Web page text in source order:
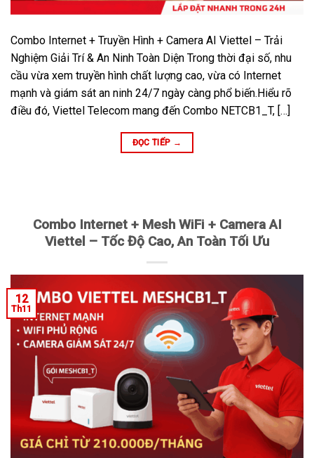
Combo Internet + Truyền Hình + Camera AI Viettel – Trải
Nghiệm Giải Trí & An Ninh Toàn Diện Trong thời đại số, nhu
cầu vừa xem truyền hình chất lượng cao, vừa có Internet
mạnh và giám sát an ninh 24/7 ngày càng phổ biến.Hiểu rõ
điều đó, Viettel Telecom mang đến Combo NETCB1_T, […]
ĐỌC TIẾP →
Combo Internet + Mesh WiFi + Camera AI
Viettel – Tốc Độ Cao, An Toàn Tối Ưu
12
Th11